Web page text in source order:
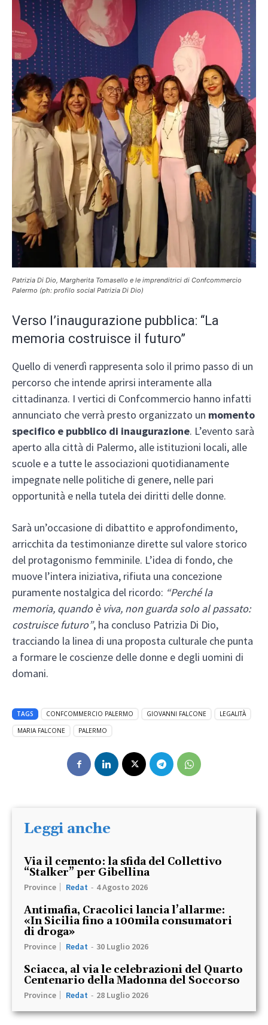
Patrizia Di Dio, Margherita Tomasello e le imprenditrici di Confcommercio
Palermo (ph: profilo social Patrizia Di Dio)
Verso l’inaugurazione pubblica: “La
memoria costruisce il futuro”
Quello di venerdì rappresenta solo il primo passo di un
percorso che intende aprirsi interamente alla
cittadinanza. I vertici di Confcommercio hanno infatti
annunciato che verrà presto organizzato un momento
specifico e pubblico di inaugurazione. L’evento sarà
aperto alla città di Palermo, alle istituzioni locali, alle
scuole e a tutte le associazioni quotidianamente
impegnate nelle politiche di genere, nelle pari
opportunità e nella tutela dei diritti delle donne.
Sarà un’occasione di dibattito e approfondimento,
arricchita da testimonianze dirette sul valore storico
del protagonismo femminile. L’idea di fondo, che
muove l’intera iniziativa, rifiuta una concezione
puramente nostalgica del ricordo: “Perché la
memoria, quando è viva, non guarda solo al passato:
costruisce futuro”, ha concluso Patrizia Di Dio,
tracciando la linea di una proposta culturale che punta
a formare le coscienze delle donne e degli uomini di
domani.
TAGS CONFCOMMERCIO PALERMO GIOVANNI FALCONE
LEGALITÀ
MARIA FALCONE
PALERMO
Leggi anche
Via il cemento: la sfida del Collettivo
“Stalker” per Gibellina
Province Redat - 4 Agosto 2026
Antimafia, Cracolici lancia l’allarme:
«In Sicilia fino a 100mila consumatori
di droga»
Province Redat - 30 Luglio 2026
Sciacca, al via le celebrazioni del Quarto
Centenario della Madonna del Soccorso
Province Redat - 28 Luglio 2026